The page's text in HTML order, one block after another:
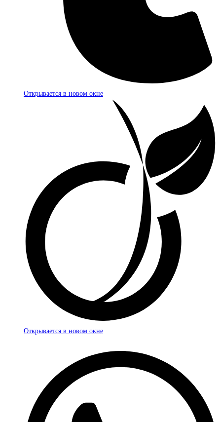
Открывается в новом окне
Открывается в новом окне